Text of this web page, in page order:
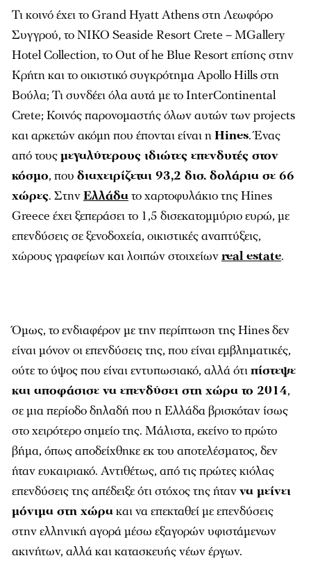
Τι κοινό έχει το Grand Hyatt Athens στη Λεωφόρο
Συγγρού, το NIKO Seaside Resort Crete – MGallery
Hotel Collection, το Out of he Blue Resort επίσης στην
Κρήτη και το οικιστικό συγκρότηµα Apollo Hills στη
Βούλα; Τι συνδέει όλα αυτά µε το InterContinental
Crete; Κοινός παρονοµαστής όλων αυτών των projects
και αρκετών ακόµη που έπονται είναι ηHines. Ένας
από τουςµεγαλύτερους ιδιώτες επενδυτές στον
κόσµο, που διαχειρίζεται 93,2 δισ. δολάρια σε 66
χώρες. ΣτηνΕλλάδατο χαρτοφυλάκιο της Hines
Greece έχει ξεπεράσει το 1,5 δισεκατοµµύριο ευρώ, µε
επενδύσεις σε ξενοδοχεία, οικιστικές αναπτύξεις,
χώρους γραφείων και λοιπών στοιχείωνreal estate.
Όµως, το ενδιαφέρον µε την περίπτωση της Hines δεν
είναι µόνον οι επενδύσεις της, που είναι εµβληµατικές,
ούτε το ύψος που είναι εντυπωσιακό, αλλά ότιπίστεψε
και αποφάσισε να επενδύσει στη χώρα το 2014,
σε µια περίοδο δηλαδή που η Ελλάδα βρισκόταν ίσως
στο χειρότερο σηµείο της. Μάλιστα, εκείνο το πρώτο
βήµα, όπως αποδείχθηκε εκ του αποτελέσµατος, δεν
ήταν ευκαιριακό. Αντιθέτως, από τις πρώτες κιόλας
επενδύσεις της απέδειξε ότι στόχος της ήταννα µείνει
µόνιµα στη χώρακαι να επεκταθεί µε επενδύσεις
στην ελληνική αγορά µέσω εξαγορών υφιστάµενων
ακινήτων, αλλά και κατασκευής νέων έργων.